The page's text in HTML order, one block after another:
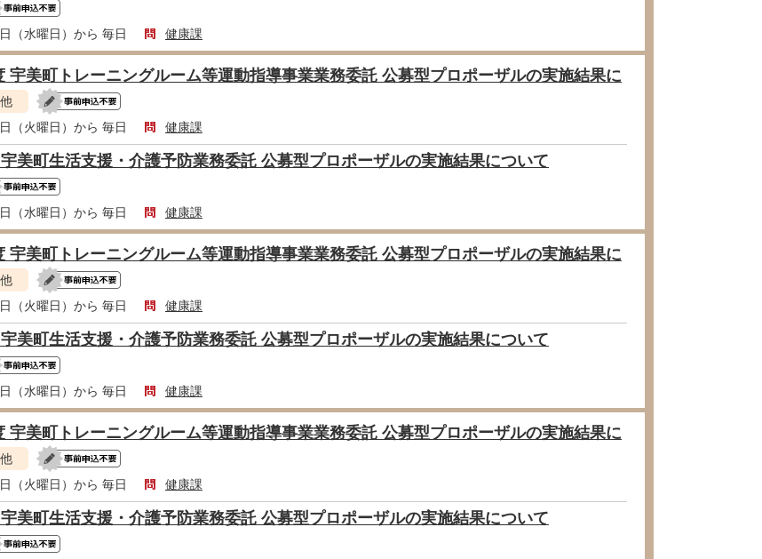
（水曜日）から 毎日
健康課
宇美町トレーニングルーム等運動指導事業業務委託 公募型プロポーザルの実施結果に
（火曜日）から 毎日
健康課
美町生活支援・介護予防業務委託 公募型プロポーザルの実施結果について
（水曜日）から 毎日
健康課
宇美町トレーニングルーム等運動指導事業業務委託 公募型プロポーザルの実施結果に
（火曜日）から 毎日
健康課
美町生活支援・介護予防業務委託 公募型プロポーザルの実施結果について
（水曜日）から 毎日
健康課
宇美町トレーニングルーム等運動指導事業業務委託 公募型プロポーザルの実施結果に
（火曜日）から 毎日
健康課
美町生活支援・介護予防業務委託 公募型プロポーザルの実施結果について